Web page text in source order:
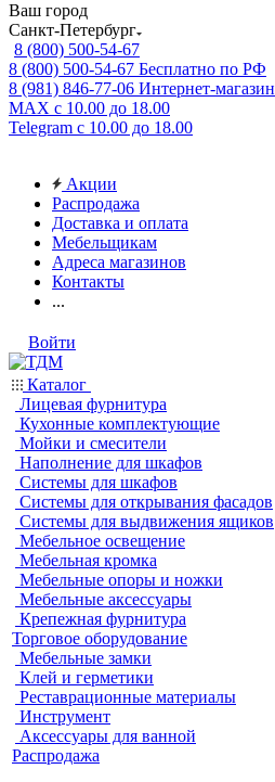
Ваш город
Санкт-Петербург
8 (800) 500-54-67
8 (800) 500-54-67 Бесплатно по РФ
8 (981) 846-77-06 Интернет-магазин
MAX с 10.00 до 18.00
Telegram с 10.00 до 18.00
Акции
Распродажа
Доставка и оплата
Мебельщикам
Адреса магазинов
Контакты
...
Войти
Каталог
Лицевая фурнитура
Кухонные комплектующие
Мойки и смесители
Наполнение для шкафов
Системы для шкафов
Системы для открывания фасадов
Системы для выдвижения ящиков
Мебельное освещение
Мебельная кромка
Мебельные опоры и ножки
Мебельные аксессуары
Крепежная фурнитура
Торговое оборудование
Мебельные замки
Клей и герметики
Реставрационные материалы
Инструмент
Аксессуары для ванной
Распродажа